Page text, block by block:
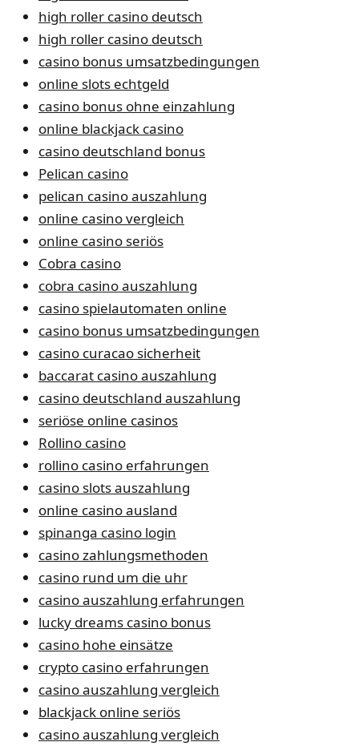
high roller casino deutsch
high roller casino deutsch
casino bonus umsatzbedingungen
online slots echtgeld
casino bonus ohne einzahlung
online blackjack casino
casino deutschland bonus
Pelican casino
pelican casino auszahlung
online casino vergleich
online casino seriös
Cobra casino
cobra casino auszahlung
casino spielautomaten online
casino bonus umsatzbedingungen
casino curacao sicherheit
baccarat casino auszahlung
casino deutschland auszahlung
seriöse online casinos
Rollino casino
rollino casino erfahrungen
casino slots auszahlung
online casino ausland
spinanga casino login
casino zahlungsmethoden
casino rund um die uhr
casino auszahlung erfahrungen
lucky dreams casino bonus
casino hohe einsätze
crypto casino erfahrungen
casino auszahlung vergleich
blackjack online seriös
casino auszahlung vergleich